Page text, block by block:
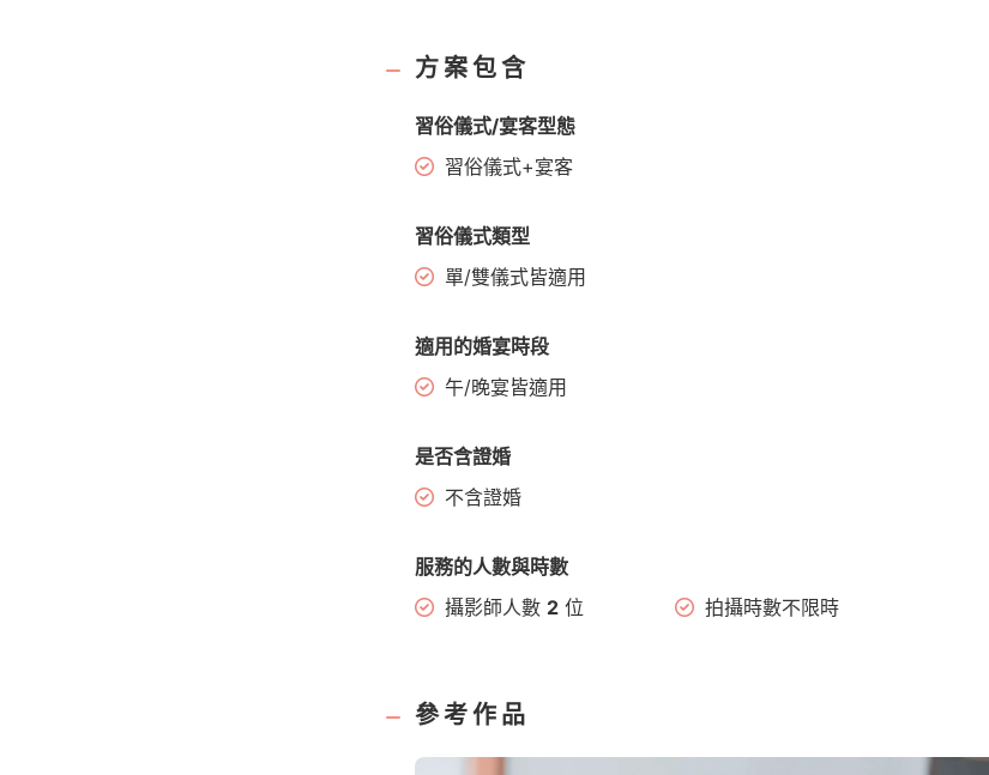
方案包含
習俗儀式/宴客型態
習俗儀式+宴客
習俗儀式類型
單/雙儀式皆適用
適用的婚宴時段
午/晚宴皆適用
是否含證婚
不含證婚
服務的人數與時數
攝影師人數 2 位 拍攝時數不限時
參考作品